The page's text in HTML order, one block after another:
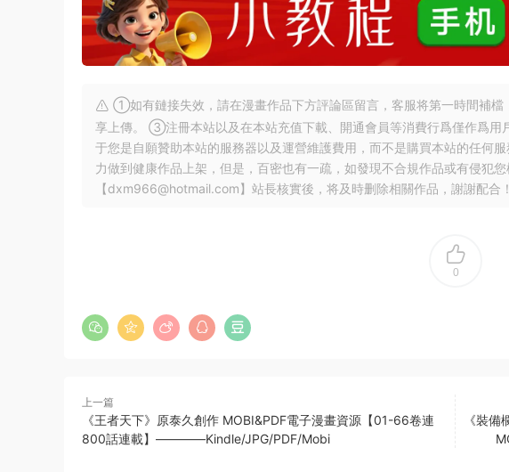
①如有鏈接失效，請在漫畫作品下方評論區留言，客服将第一時間補
享上傳。 ③注冊本站以及在本站充值下載、開通會員等消費行爲僅作爲用
于您是自願贊助本站的服務器以及運營維護費用，而不是購買本站的任
力做到健康作品上架，但是，百密也有一疏，如發現不合規作品或有侵犯
【dxm966@hotmail.com】站長核實後，将及時删除相關作品，謝謝配合！
0
上一篇
《王者天下》原泰久創作 MOBI&PDF電子漫畫資源【01-66卷連
800話連載】————Kindle/JPG/PDF/Mobi
《裝